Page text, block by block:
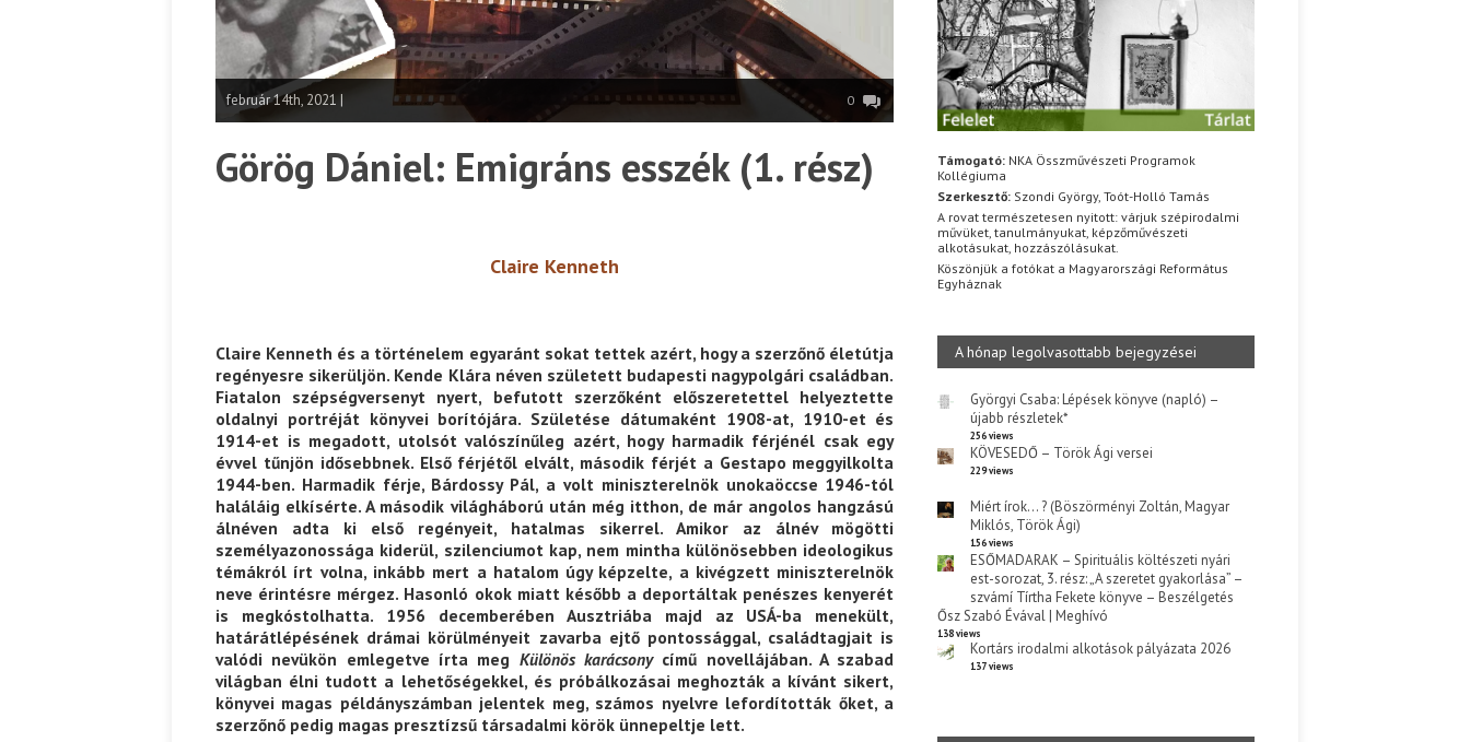
február 14th, 2021 | 0
Görög Dániel: Emigráns esszék (1. rész)
Claire Kenneth
Claire Kenneth és a történelem egyaránt sokat tettek azért, hogy a szerzőnő életútja
regényesre sikerüljön. Kende Klára néven született budapesti nagypolgári családban.
Fiatalon szépségversenyt nyert, befutott szerzőként előszeretettel helyeztette
oldalnyi portréját könyvei borítójára. Születése dátumaként 1908-at, 1910-et és
1914-et is megadott, utolsót valószínűleg azért, hogy harmadik férjénél csak egy
évvel tűnjön idősebbnek. Első férjétől elvált, második férjét a Gestapo meggyilkolta
1944-ben. Harmadik férje, Bárdossy Pál, a volt miniszterelnök unokaöccse 1946-tól
haláláig elkísérte. A második világháború után még itthon, de már angolos hangzású
álnéven adta ki első regényeit, hatalmas sikerrel. Amikor az álnév mögötti
személyazonossága kiderül, szilenciumot kap, nem mintha különösebben ideologikus
témákról írt volna, inkább mert a hatalom úgy képzelte, a kivégzett miniszterelnök
neve érintésre mérgez. Hasonló okok miatt később a deportáltak penészes kenyerét
is megkóstolhatta. 1956 decemberében Ausztriába majd az USÁ-ba menekült,
határátlépésének drámai körülményeit zavarba ejtő pontossággal, családtagjait is
valódi nevükön emlegetve írta meg Különös karácsonycímű novellájában. A szabad
világban élni tudott a lehetőségekkel, és próbálkozásai meghozták a kívánt sikert,
könyvei magas példányszámban jelentek meg, számos nyelvre lefordították őket, a
szerzőnő pedig magas presztízsű társadalmi körök ünnepeltje lett.
Támogató: NKA Összművészeti Programok
Kollégiuma
Szerkesztő: Szondi György, Toót-Holló Tamás
A rovat természetesen nyitott: várjuk szépirodalmi
művüket, tanulmányukat, képzőművészeti
alkotásukat, hozzászólásukat.
Köszönjük a fotókat a Magyarországi Református
Egyháznak
A hónap legolvasottabb bejegyzései
Györgyi Csaba: Lépések könyve (napló) –
újabb részletek*
256 views
KÖVESEDŐ – Török Ági versei
229 views
Miért írok… ? (Böszörményi Zoltán, Magyar
Miklós, Török Ági)
156 views
ESŐMADARAK – Spirituális költészeti nyári
est-sorozat, 3. rész: „A szeretet gyakorlása” –
szvámí Tírtha Fekete könyve – Beszélgetés
Ősz Szabó Évával | Meghívó
138 views
Kortárs irodalmi alkotások pályázata 2026
137 views